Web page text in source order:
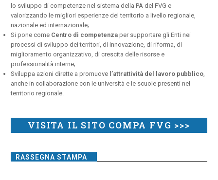
lo sviluppo di competenze nel sistema della PA del FVG e
valorizzando le migliori esperienze del territorio a livello regionale,
nazionale ed internazionale;
Si pone come Centro di competenza per supportare gli Enti nei
processi di sviluppo dei territori, di innovazione, di riforma, di
miglioramento organizzativo, di crescita delle risorse e
professionalità interne;
Sviluppa azioni dirette a promuove l’attrattività del lavoro pubblico
anche in collaborazione con le università e le scuole presenti nel
territorio regionale.
VISITA IL SITO COMPA FVG >>>
RASSEGNA STAMPA